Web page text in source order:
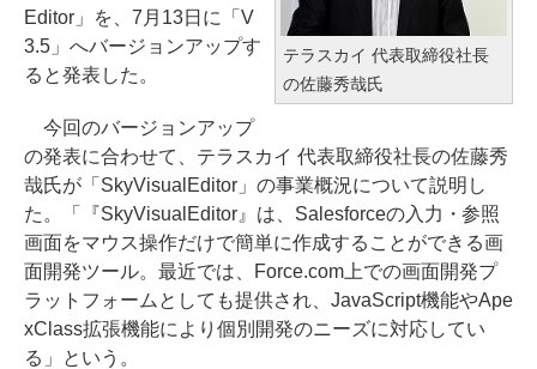
テラスカイ 代表取締役社長
の佐藤秀哉氏
Editor」を、7月13日に「V
3.5」へバージョンアップす
ると発表した。
今回のバージョンアップ
の発表に合わせて、テラスカイ 代表取締役社長の佐藤秀
哉氏が「SkyVisualEditor」の事業概況について説明し
た。「『SkyVisualEditor』は、Salesforceの入力・参照
画面をマウス操作だけで簡単に作成することができる画
面開発ツール。最近では、Force.com上での画面開発プ
ラットフォームとしても提供され、JavaScript機能やApe
xClass拡張機能により個別開発のニーズに対応してい
る」という。